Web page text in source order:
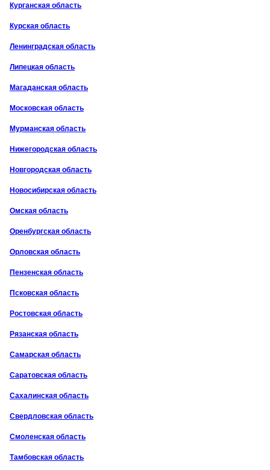
Курганская область
Курская область
Ленинградская область
Липецкая область
Магаданская область
Московская область
Мурманская область
Нижегородская область
Новгородская область
Новосибирская область
Омская область
Оренбургская область
Орловская область
Пензенская область
Псковская область
Ростовская область
Рязанская область
Самарская область
Саратовская область
Сахалинская область
Свердловская область
Смоленская область
Тамбовская область